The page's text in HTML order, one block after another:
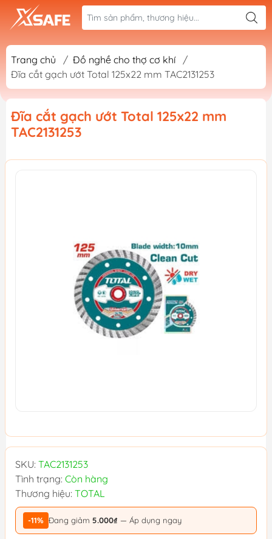
Trang chủ / Đồ nghề cho thợ cơ khí
/
Đĩa cắt gạch ướt Total 125x22 mm TAC2131253
Đĩa cắt gạch ướt Total 125x22 mm
TAC2131253
SKU: TAC2131253
Tình trạng: Còn hàng
Thương hiệu: TOTAL
-11% Đang giảm 5.000₫ — Áp dụng ngay